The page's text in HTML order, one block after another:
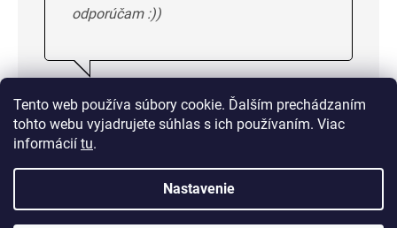
Tento web používa súbory cookie. Ďalším prechádzaním
tohto webu vyjadrujete súhlas s ich používaním. Viac
informácií tu.
Nastavenie
odporúčam :))
DALSIE HODNOTENIE